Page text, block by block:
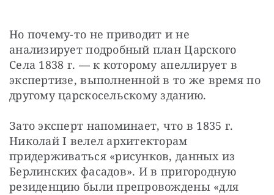
Но почему-то не приводит и не
анализирует подробный план Царского
Села 1838 г. — к которому апеллирует в
экспертизе, выполненной в то же время по
другому царскосельскому зданию.
Зато эксперт напоминает, что в 1835 г.
Николай I велел архитекторам
придерживаться «рисунков, данных из
Берлинских фасадов». И в пригородную
резиденцию были препровождены «для